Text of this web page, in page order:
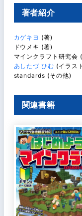
著者紹介
カゲキヨ (著)
ドウメキ (著)
マインクラフト研究会
あしたづ ひむ (イラ
standards (その他)
関連書籍